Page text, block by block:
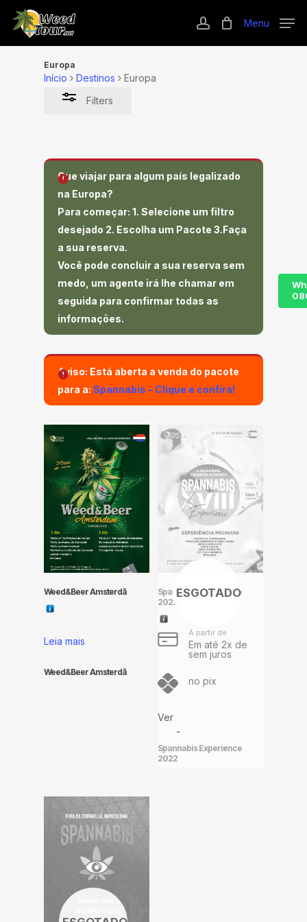
main
account
Menu
Europa
Início Destinos
Europa
Filters
Close
Filters
Que viajar para algum país legalizado
na Europa?
Para começar: 1. Selecione um filtro
desejado 2. Escolha um Pacote 3.Faça
a sua reserva.
Você pode concluir a sua reserva sem
medo, um agente irá lhe chamar em
seguida para confirmar todas as
informações.
Aviso: Está aberta a venda do pacote
para a: Spannabis – Clique e confira!
Weed&Beer Amsterdã
Leia mais
Weed&Beer Amsterdã
Spannabis Experience
2022
A partir de
Em até 2x de
sem juros
no pix
Ver
opções
tem
Spannabis Experience
2022